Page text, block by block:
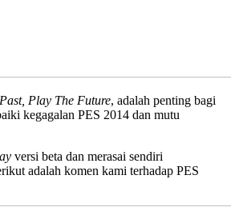
Play The Future, adalah penting bagi
kegagalan PES 2014 dan mutu
versi beta dan merasai sendiri
adalah komen kami terhadap PES